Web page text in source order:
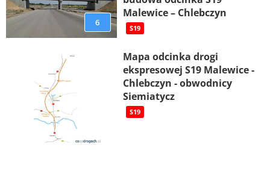
6
Malewice – Chlebczyn
S19
Mapa odcinka drogi
ekspresowej S19 Malewice -
Chlebczyn - obwodnicy
Siemiatycz
S19